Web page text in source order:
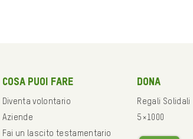
Cosa puoi fare
Diventa volontario
Aziende
Fai un lascito testamentario
Dona
Regali Solidali
5×1000